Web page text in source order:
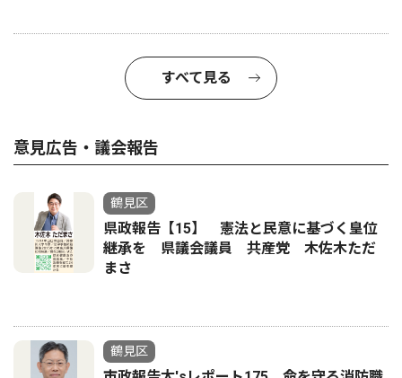
すべて見る
意見広告・議会報告
鶴見区
県政報告【15】 憲法と民意に基づく皇位
継承を 県議会議員 共産党 木佐木ただ
まさ
鶴見区